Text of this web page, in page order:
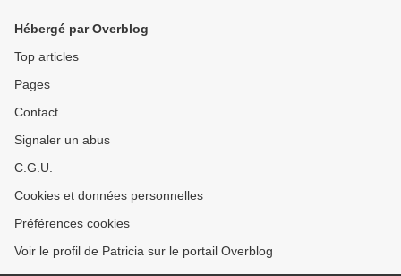
Hébergé par Overblog
Top articles
Pages
Contact
Signaler un abus
C.G.U.
Cookies et données personnelles
Préférences cookies
Voir le profil de Patricia sur le portail Overblog